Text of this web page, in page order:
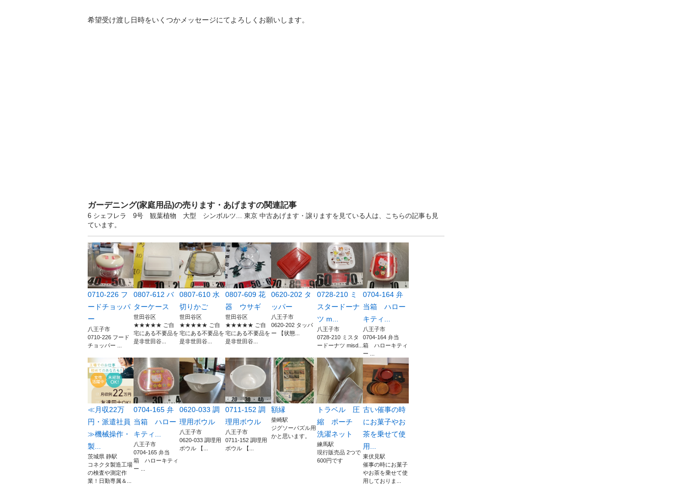
希望受け渡し日時をいくつかメッセージにてよろしくお願いします。
ガーデニング(家庭用品)の売ります・あげますの関連記事
6 シェフレラ 9号 観葉植物 大型 シンボルツ... 東京 中古あげます・譲りますを見ている人は、こちらの記事も見
ています。
0710-226 フ
ードチョッパ
ー
八王子市
0710-226 フード
チョッパー ...
0807-612 バ
ターケース
世田谷区
★★★★★ ご自
宅にある不要品を
是非世田谷...
0807-610 水
切りかご
世田谷区
★★★★★ ご自
宅にある不要品を
是非世田谷...
0807-609 花
器 ウサギ
世田谷区
★★★★★ ご自
宅にある不要品を
是非世田谷...
0620-202 タ
ッパー
八王子市
0620-202 タッパ
ー 【状態...
0728-210 ミ
スタードーナ
ツ m...
八王子市
0728-210 ミスタ
ードーナツ misd...
0704-164 弁
当箱 ハロー
キティ...
八王子市
0704-164 弁当
箱 ハローキティ
ー ...
≪月収22万
円・派遣社員
≫機械操作・
製...
茨城県 静駅
コネクタ製造工場
の検査や測定作
業！日勤専属＆...
0704-165 弁
当箱 ハロー
キティ...
八王子市
0704-165 弁当
箱 ハローキティ
ー ...
0620-033 調
理用ボウル
八王子市
0620-033 調理用
ボウル 【...
0711-152 調
理用ボウル
八王子市
0711-152 調理用
ボウル 【...
額縁
柴崎駅
ジグソーパズル用
かと思います。
トラベル 圧
縮 ポーチ
洗濯ネット
練馬駅
現行販売品 2つで
600円です
古い催事の時
にお菓子やお
茶を乗せて使
用...
東伏見駅
催事の時にお菓子
やお茶を乗せて使
用しておりま...